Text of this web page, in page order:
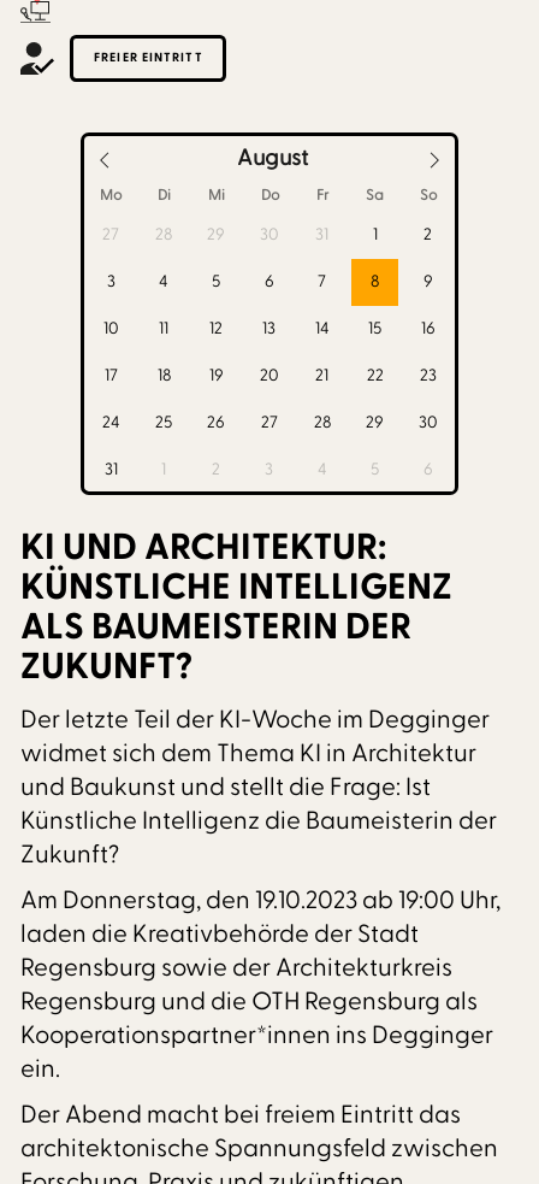
FREIER EINTRITT
August
Mo Di Mi Do Fr Sa So
27 28 29 30 31 1 2
3 4 5 6 7 8 9
10 11 12 13 14 15 16
17 18 19 20 21 22 23
24 25 26 27 28 29 30
31 1 2 3 4 5 6
KI UND ARCHITEKTUR:
KÜNSTLICHE INTELLIGENZ
ALS BAUMEISTERIN DER
ZUKUNFT?
Der letzte Teil der KI-Woche im Degginger
widmet sich dem Thema KI in Architektur
und Baukunst und stellt die Frage: Ist
Künstliche Intelligenz die Baumeisterin der
Zukunft?
Am Donnerstag, den 19.10.2023 ab 19:00 Uhr,
laden die Kreativbehörde der Stadt
Regensburg sowie der Architekturkreis
Regensburg und die OTH Regensburg als
Kooperationspartner*innen ins Degginger
ein.
Der Abend macht bei freiem Eintritt das
architektonische Spannungsfeld zwischen